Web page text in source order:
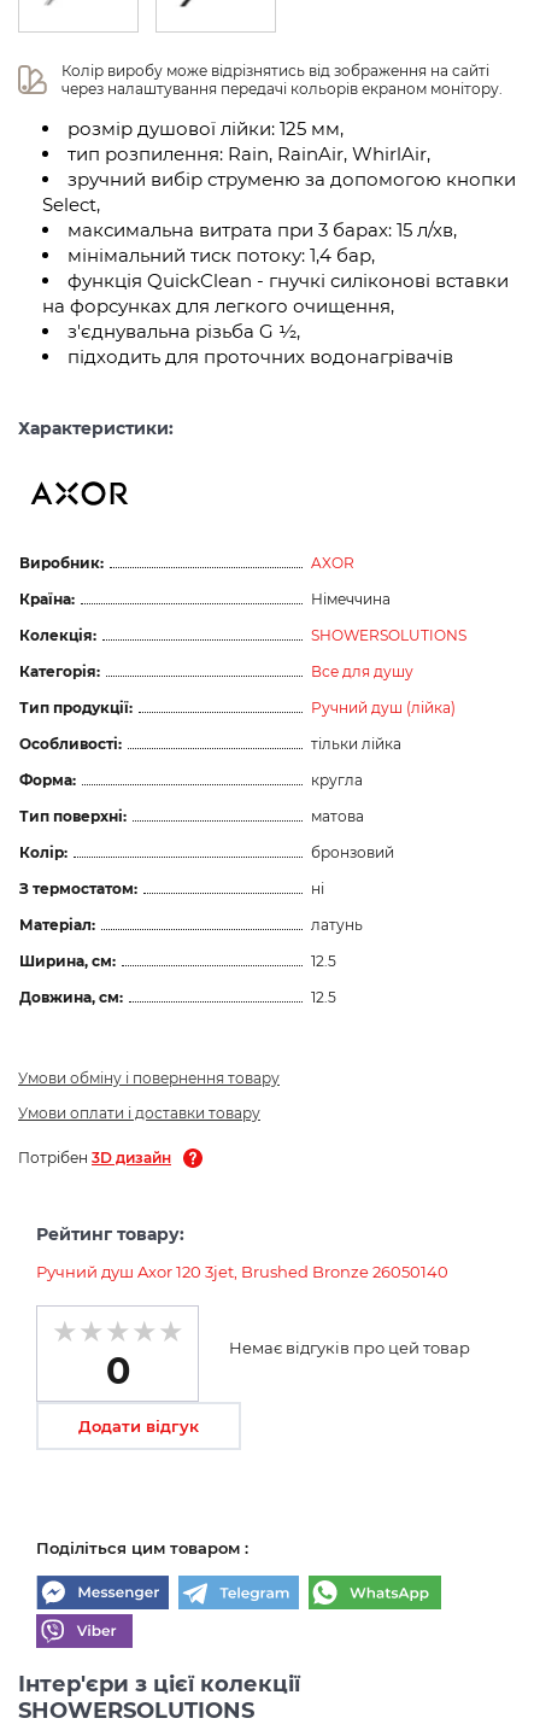
Колір виробу може відрізнятись від зображення на сайті
через налаштування передачі кольорів екраном монітору.
розмір душової лійки: 125 мм,
тип розпилення: Rain, RainAir, WhirlAir,
зручний вибір струменю за допомогою кнопки
Select,
максимальна витрата при 3 барах: 15 л/хв,
мінімальний тиск потоку: 1,4 бар,
функція QuickClean - гнучкі силіконові вставки
на форсунках для легкого очищення,
з'єднувальна різьба G ½,
підходить для проточних водонагрівачів
Характеристики:
Виробник:
AXOR
Країна:
Німеччина
Колекція:
SHOWERSOLUTIONS
Категорія:
Все для душу
Тип продукції:
Ручний душ (лійка)
Особливості:
тільки лійка
Форма:
кругла
Тип поверхні:
матова
Колір:
бронзовий
З термостатом:
ні
Матеріал:
латунь
Ширина, см:
12.5
Довжина, см:
12.5
Умови обміну і повернення товару
Умови оплати і доставки товару
Потрібен 3D дизайн
Рейтинг товару:
Ручний душ Axor 120 3jet, Brushed Bronze 26050140
0
Немає відгуків про цей товар
Додати відгук
Поділіться цим товаром :
Інтер'єри з цієї колекції
SHOWERSOLUTIONS